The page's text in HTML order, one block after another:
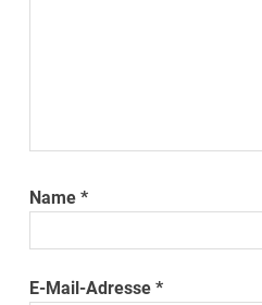
Name*
E-Mail-Adresse*